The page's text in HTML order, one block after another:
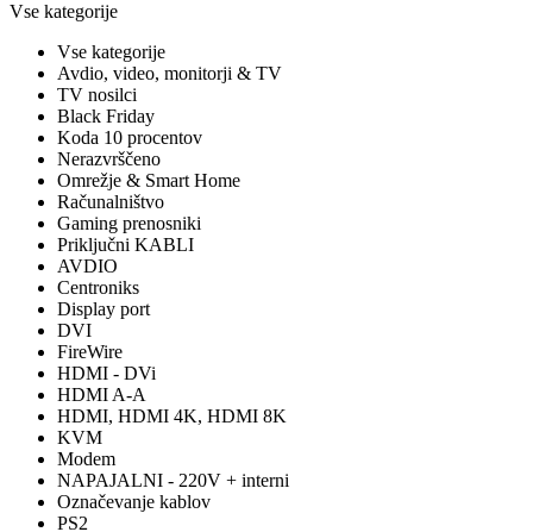
Vse kategorije
Vse kategorije
Avdio, video, monitorji & TV
TV nosilci
Black Friday
Koda 10 procentov
Nerazvrščeno
Omrežje & Smart Home
Računalništvo
Gaming prenosniki
Priključni KABLI
AVDIO
Centroniks
Display port
DVI
FireWire
HDMI - DVi
HDMI A-A
HDMI, HDMI 4K, HDMI 8K
KVM
Modem
NAPAJALNI - 220V + interni
Označevanje kablov
PS2